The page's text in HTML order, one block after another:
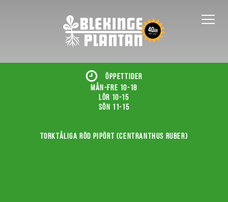
ÖPPETTIDER
Mån-fre 10-18
Lör 10-15
Sön 11-15
Torktåliga röd pipört (Centranthus ruber)